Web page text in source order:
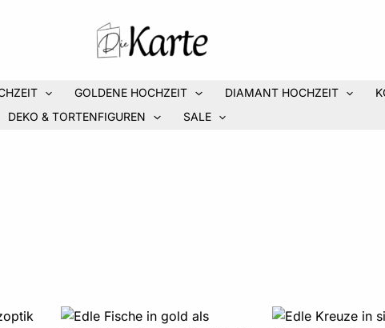
GOLDENE HOCHZEIT DIAMANT HOCHZEIT
DEKO & TORTENFIGUREN SALE